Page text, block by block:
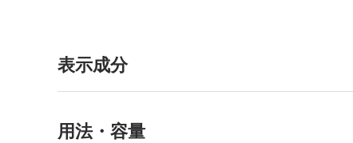
表示成分
用法・容量